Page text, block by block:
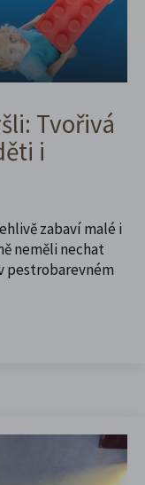
Tvořivá
i
zabaví malé i
neměli nechat
pestrobarevném